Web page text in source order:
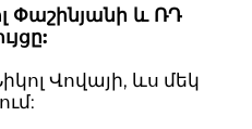
Փաշինյանի և ՌԴ
Վովայի, ևս մեկ